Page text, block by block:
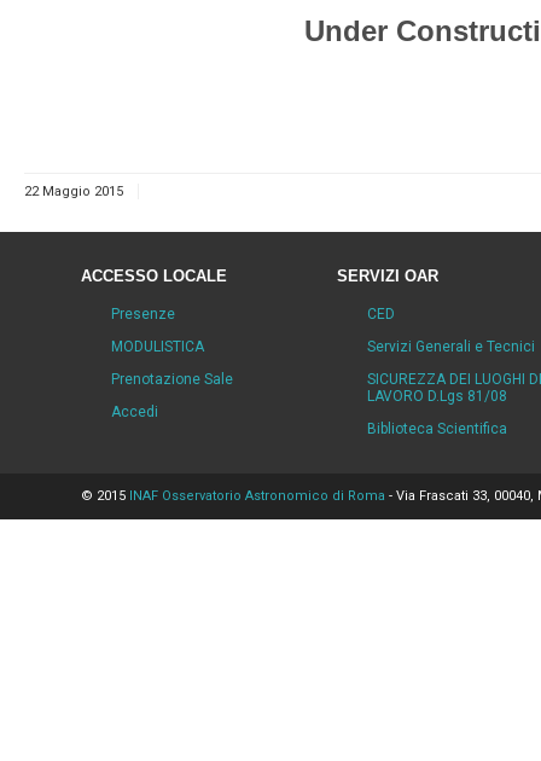
Under
22 Maggio 2015
ACCESSO LOCALE
Presenze
MODULISTICA
Prenotazione Sale
Accedi
SERVIZI OAR
CED
Servizi Generali e Tecnici
SICUREZZA DEI LUOGHI DI
LAVORO D.Lgs 81/08
Biblioteca Scientifica
© 2015 INAF Osservatorio Astronomico di Roma - Via Frascati 33,